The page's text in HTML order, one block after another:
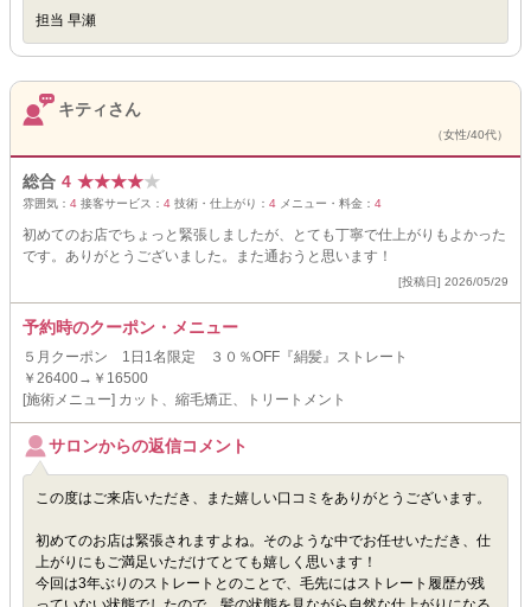
担当 早瀬
キティさん
（女性/40代）
総合 4 ★★★★★
雰囲気： 4 接客サービス： 4 技術・仕上がり： 4 メニュー・料金： 4
初めてのお店でちょっと緊張しましたが、とても丁寧で仕上がりもよかった
です。ありがとうございました。また通おうと思います！
[投稿日] 2026/05/29
予約時のクーポン・メニュー
５月クーポン 1日1名限定 ３０％OFF『絹髪』ストレート
￥26400→￥16500
[施術メニュー] カット、縮毛矯正、トリートメント
サロンからの返信コメント
この度はご来店いただき、また嬉しい口コミをありがとうございます。
初めてのお店は緊張されますよね。そのような中でお任せいただき、仕
上がりにもご満足いただけてとても嬉しく思います！
今回は3年ぶりのストレートとのことで、毛先にはストレート履歴が残